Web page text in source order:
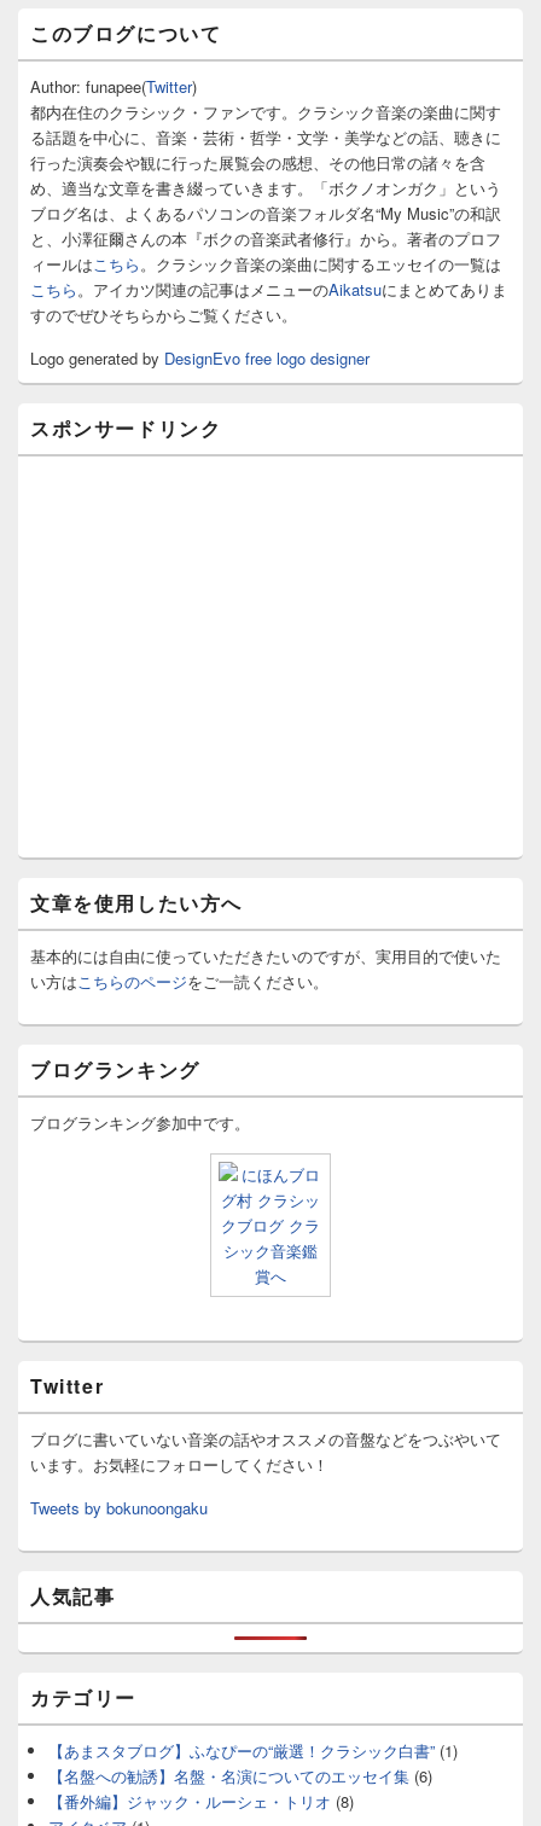
ン
サ
イ
バ
ー
ウ
ィ
ト
エ
ア
このブログについて
Author: funapee(Twitter)
都内在住のクラシック・ファンです。クラシック音楽の楽曲に関す
る話題を中心に、音楽・芸術・哲学・文学・美学などの話、聴きに
行った演奏会や観に行った展覧会の感想、その他日常の諸々を含
め、適当な文章を書き綴っていきます。「ボクノオンガク」という
ブログ名は、よくあるパソコンの音楽フォルダ名“My Music”の和訳
と、小澤征爾さんの本『ボクの音楽武者修行』から。著者のプロフ
ィールはこちら。クラシック音楽の楽曲に関するエッセイの一覧は
こちら。アイカツ関連の記事はメニューのAikatsuにまとめてありま
すのでぜひそちらからご覧ください。
Logo generated by DesignEvo free logo designer
スポンサードリンク
文章を使用したい方へ
基本的には自由に使っていただきたいのですが、実用目的で使いた
い方はこちらのページをご一読ください。
ブログランキング
ブログランキング参加中です。
Twitter
ブログに書いていない音楽の話やオススメの音盤などをつぶやいて
います。お気軽にフォローしてください！
Tweets by bokunoongaku
人気記事
カテゴリー
【あまスタブログ】ふなぴーの“厳選！クラシック白書” (1)
【名盤への勧誘】名盤・名演についてのエッセイ集 (6)
【番外編】ジャック・ルーシェ・トリオ (8)